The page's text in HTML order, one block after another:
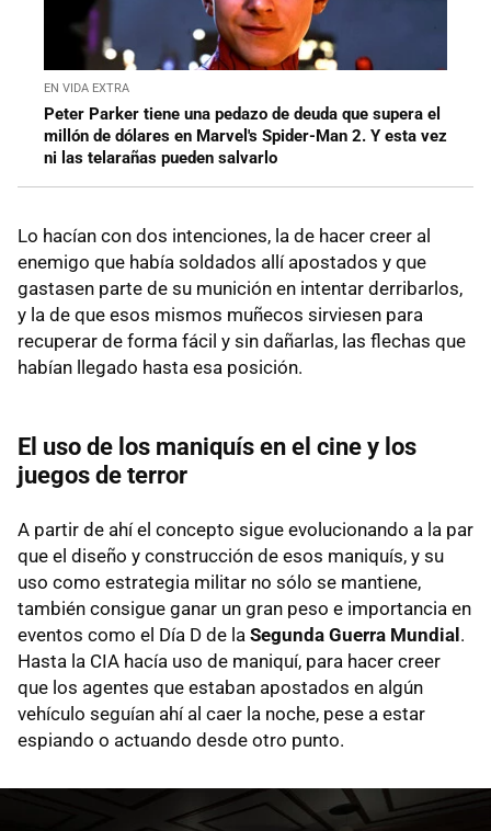
EN VIDA EXTRA
Peter Parker tiene una pedazo de deuda que supera el
millón de dólares en Marvel's Spider-Man 2. Y esta vez
ni las telarañas pueden salvarlo
Lo hacían con dos intenciones, la de hacer creer al
enemigo que había soldados allí apostados y que
gastasen parte de su munición en intentar derribarlos,
y la de que esos mismos muñecos sirviesen para
recuperar de forma fácil y sin dañarlas, las flechas que
habían llegado hasta esa posición.
El uso de los maniquís en el cine y los
juegos de terror
A partir de ahí el concepto sigue evolucionando a la par
que el diseño y construcción de esos maniquís, y su
uso como estrategia militar no sólo se mantiene,
también consigue ganar un gran peso e importancia en
eventos como el Día D de la Segunda Guerra Mundial.
Hasta la CIA hacía uso de maniquí, para hacer creer
que los agentes que estaban apostados en algún
vehículo seguían ahí al caer la noche, pese a estar
espiando o actuando desde otro punto.